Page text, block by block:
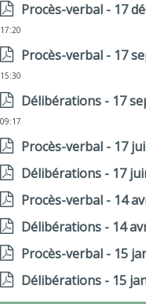
Procès-verbal - 17
17:20
Procès-verbal - 17
15:30
Délibérations - 17
09:17
Procès-verbal - 17
Délibérations - 17
Procès-verbal - 14
Délibérations - 14
Procès-verbal - 15
Délibérations - 15